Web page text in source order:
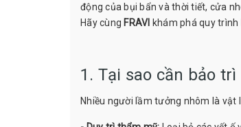
động của bụi bẩn và thời tiết, cửa
Hãy cùng FRAVI khám phá quy
1. Tại sao cần bảo
Nhiều người lầm tưởng nhôm là vật